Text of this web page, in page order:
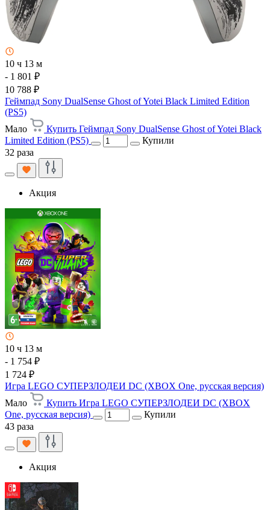
10 ч 13 м
- 1 801 ₽
10 788 ₽
Геймпад Sony DualSense Ghost of Yotei Black Limited Edition
(PS5)
Мало
Купить Геймпад Sony DualSense Ghost of Yotei Black
Limited Edition (PS5)
Купили
32 раза
Акция
10 ч 13 м
- 1 754 ₽
1 724 ₽
Игра LEGO СУПЕРЗЛОДЕИ DC (XBOX One, русская версия)
Мало
Купить Игра LEGO СУПЕРЗЛОДЕИ DC (XBOX
One, русская версия)
Купили
43 раза
Акция